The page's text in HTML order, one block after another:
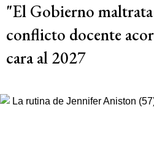
"El Gobierno
conflicto docente
cara al 2027